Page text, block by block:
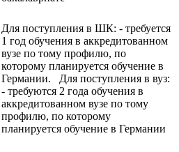
Для поступления в ШК: - требуется
1 год обучения в аккредитованном
вузе по тому профилю, по
которому планируется обучение в
Германии. Для поступления в вуз:
- требуются 2 года обучения в
аккредитованном вузе по тому
профилю, по которому
планируется обучение в Германии